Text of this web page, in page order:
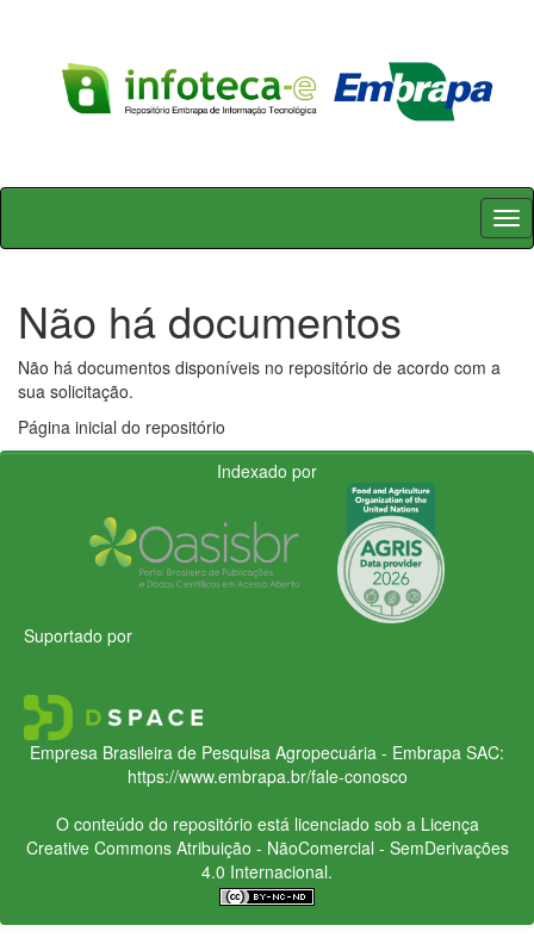
Skip
Não há documentos
Não há documentos disponíveis no repositório de acordo com a
sua solicitação.
Página inicial do repositório
Indexado por
Suportado por
Empresa Brasileira de Pesquisa Agropecuária - Embrapa SAC:
https://www.embrapa.br/fale-conosco
O conteúdo do repositório está licenciado sob a Licença
Creative CommonsAtribuição - NãoComercial - SemDerivações
4.0 Internacional.